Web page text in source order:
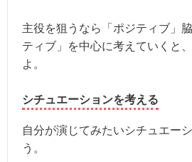
主役を狙うなら「ポジティブ」
ティブ」を中心に考えていくと
よ。
シチュエーションを考える
自分が演じてみたいシチュエー
う。